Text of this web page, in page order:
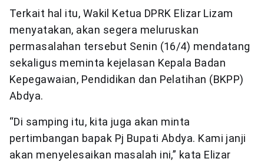
Terkait hal itu, Wakil Ketua DPRK Elizar Lizam
menyatakan, akan segera meluruskan
permasalahan tersebut Senin (16/4) mendatang
sekaligus meminta kejelasan Kepala Badan
Kepegawaian, Pendidikan dan Pelatihan (BKPP)
Abdya.
“Di samping itu, kita juga akan minta
pertimbangan bapak Pj Bupati Abdya. Kami janji
akan menyelesaikan masalah ini,” kata Elizar